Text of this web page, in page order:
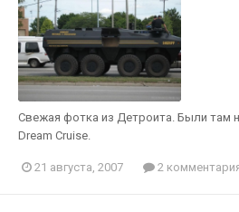
Свежая фотка из Детроита. Были там
Dream Cruise.
21 августа, 2007 2